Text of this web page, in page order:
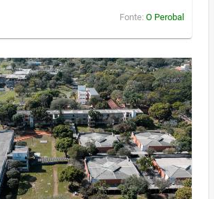
Fonte: O Perobal